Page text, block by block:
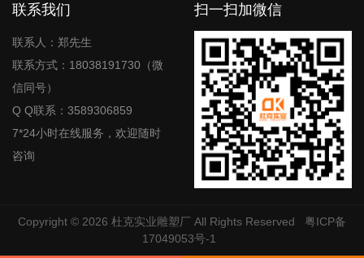
联系我们
联系人：郑先生
联系方式：18038191730（微
信同号）
Q Q联系：3589306859
7*24小时在线服务，欢迎随时
咨询
扫一扫加微信
Copyright © 2026 杜克实业雕塑厂 All Rights Reserved 粤ICP备
17049053号-1